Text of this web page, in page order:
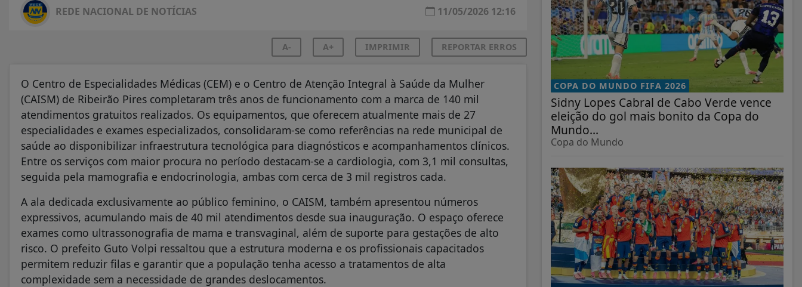
REDE NACIONAL DE NOTÍCIAS 11/05/2026 12:16
A- A+ IMPRIMIR REPORTAR ERROS
O Centro de Especialidades Médicas (CEM) e o Centro de Atenção Integral à Saúde da Mulher
(CAISM) de Ribeirão Pires completaram três anos de funcionamento com a marca de 140 mil
atendimentos gratuitos realizados. Os equipamentos, que oferecem atualmente mais de 27
especialidades e exames especializados, consolidaram-se como referências na rede municipal de
saúde ao disponibilizar infraestrutura tecnológica para diagnósticos e acompanhamentos clínicos.
Entre os serviços com maior procura no período destacam-se a cardiologia, com 3,1 mil consultas,
seguida pela mamografia e endocrinologia, ambas com cerca de 3 mil registros cada.
A ala dedicada exclusivamente ao público feminino, o CAISM, também apresentou números
expressivos, acumulando mais de 40 mil atendimentos desde sua inauguração. O espaço oferece
exames como ultrassonografia de mama e transvaginal, além de suporte para gestações de alto
risco. O prefeito Guto Volpi ressaltou que a estrutura moderna e os profissionais capacitados
permitem reduzir filas e garantir que a população tenha acesso a tratamentos de alta
complexidade sem a necessidade de grandes deslocamentos.
COPA DO MUNDO FIFA 2026
Sidny Lopes Cabral de Cabo Verde vence
eleição do gol mais bonito da Copa do
Mundo...
Copa do Mundo